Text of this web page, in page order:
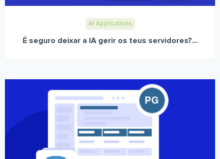
AI Applications
É seguro deixar a IA gerir os teus servidores?...